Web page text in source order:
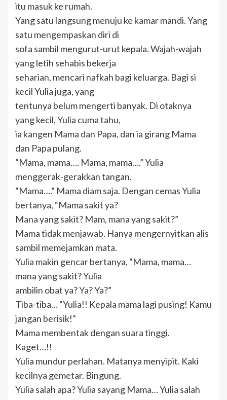
itu masuk ke rumah.
Yang satu langsung menuju ke kamar mandi. Yang
satu mengempaskan diri di
sofa sambil mengurut-urut kepala. Wajah-wajah
yang letih sehabis bekerja
seharian, mencari nafkah bagi keluarga. Bagi si
kecil Yulia juga, yang
tentunya belum mengerti banyak. Di otaknya
yang kecil, Yulia cuma tahu,
ia kangen Mama dan Papa, dan ia girang Mama
dan Papa pulang.
“Mama, mama…. Mama, mama….” Yulia
menggerak-gerakkan tangan.
“Mama….” Mama diam saja. Dengan cemas Yulia
bertanya, “Mama sakit ya?
Mana yang sakit? Mam, mana yang sakit?”
Mama tidak menjawab. Hanya mengernyitkan alis
sambil memejamkan mata.
Yulia makin gencar bertanya, “Mama, mama…
mana yang sakit? Yulia
ambilin obat ya? Ya? Ya?”
Tiba-tiba… “Yulia!! Kepala mama lagi pusing! Kamu
jangan berisik!”
Mama membentak dengan suara tinggi.
Kaget…!!
Yulia mundur perlahan. Matanya menyipit. Kaki
kecilnya gemetar. Bingung.
Yulia salah apa? Yulia sayang Mama… Yulia salah